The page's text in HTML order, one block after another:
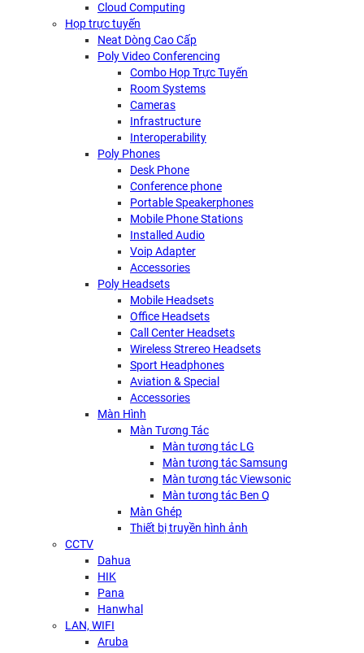
Cloud Computing
Họp trực tuyến
Neat Dòng Cao Cấp
Poly Video Conferencing
Combo Họp Trực Tuyến
Room Systems
Cameras
Infrastructure
Interoperability
Poly Phones
Desk Phone
Conference phone
Portable Speakerphones
Mobile Phone Stations
Installed Audio
Voip Adapter
Accessories
Poly Headsets
Mobile Headsets
Office Headsets
Call Center Headsets
Wireless Strereo Headsets
Sport Headphones
Aviation & Special
Accessories
Màn Hình
Màn Tương Tác
Màn tương tác LG
Màn tương tác Samsung
Màn tương tác Viewsonic
Màn tương tác Ben Q
Màn Ghép
Thiết bị truyền hình ảnh
CCTV
Dahua
HIK
Pana
Hanwhal
LAN, WIFI
Aruba